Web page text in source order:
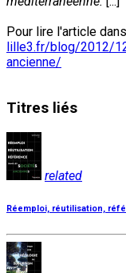
Pour lire l'article
lille3.fr/blog/2012/
ancienne/
Titres liés
related
Réemploi, réutilisation,